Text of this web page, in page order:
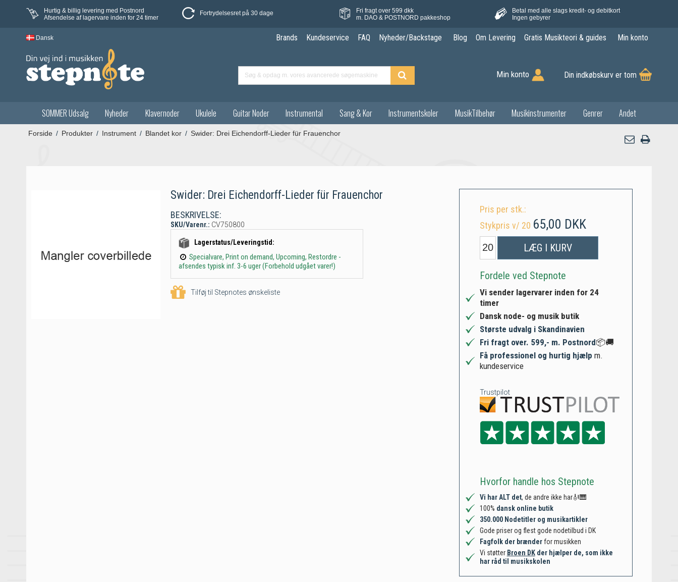
Hurtig & billig levering med Postnord
Afsendelse af lagervare inden for 24 timer
Fortrydelsesret på 30 dage
Fri fragt over 599 dkk
m. DAO & POSTNORD pakkeshop
Betal med alle slags kredit- og debitkort
Ingen gebyrer
Dansk Brands Kundeservice FAQ Nyheder/Backstage Blog Om Levering Gratis Musikteori & guides Min konto
Min konto Din indkøbskurv er tom
SOMMER Udsalg Nyheder Klavernoder Ukulele Guitar Noder Instrumental Sang & Kor Instrumentskoler MusikTilbehør Musikinstrumenter Genrer Andet
Forside / Produkter / Instrument / Blandet kor / Swider: Drei Eichendorff-Lieder für Frauenchor
Swider: Drei Eichendorff-Lieder für Frauenchor
BESKRIVELSE:
SKU/Varenr.: CV750800
Lagerstatus/Leveringstid:
Specialvare, Print on demand, Upcoming, Restordre -
afsendes typisk inf. 3-6 uger (Forbehold udgået varer!)
Tilføj til Stepnotes ønskeliste
Pris per stk.:
Stykpris v/ 20 65,00 DKK
LÆG I KURV
Fordele ved Stepnote
Vi sender lagervarer inden for 24
timer
Dansk node- og musik butik
Største udvalg i Skandinavien
Fri fragt over. 599,- m. Postnord📦🚚
Få professionel og hurtig hjælp m.
kundeservice
Trustpilot
Hvorfor handle hos Stepnote
Vi har ALT det, de andre ikke har🎻🎹
100% dansk online butik
350.000 Nodetitler og musikartikler
Gode priser og flest gode nodetilbud i DK
Fagfolk der brænderfor musikken
Vi støtter Broen DKder hjælper de, som ikke
har råd til musikskolen